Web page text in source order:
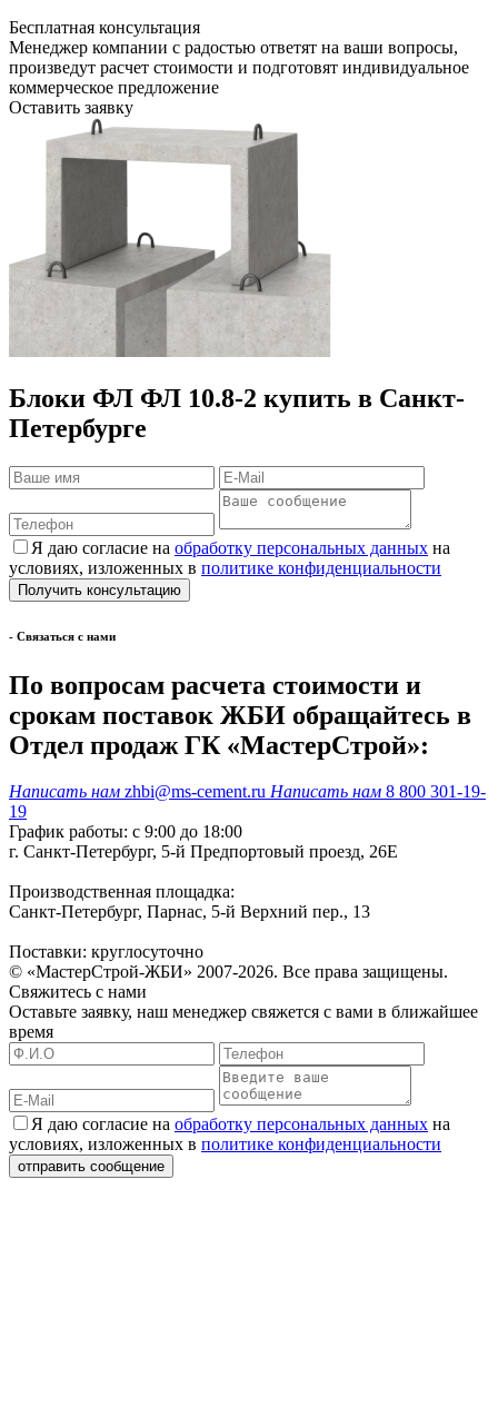
Бесплатная консультация
Менеджер компании с радостью ответят на ваши вопросы,
произведут расчет стоимости и подготовят индивидуальное
коммерческое предложение
Оставить заявку
Блоки ФЛ ФЛ 10.8-2 купить в Санкт-
Петербурге
Я даю согласие на обработку персональных данных на
условиях, изложенных в политике конфиденциальности
- Cвязаться с нами
По вопросам расчета стоимости и
срокам поставок ЖБИ обращайтесь в
Отдел продаж ГК «МастерСтрой»:
Написать нам zhbi@ms-cement.ru Написать нам 8 800 301-19-
19
График работы: с 9:00 до 18:00
г. Санкт-Петербург, 5-й Предпортовый проезд, 26Е
Производственная площадка:
Санкт-Петербург, Парнас, 5-й Верхний пер., 13
Поставки: круглосуточно
© «МастерСтрой-ЖБИ» 2007-2026. Все права защищены.
Свяжитесь с нами
Оставьте заявку, наш менеджер свяжется с вами в ближайшее
время
Я даю согласие на обработку персональных данных на
условиях, изложенных в политике конфиденциальности